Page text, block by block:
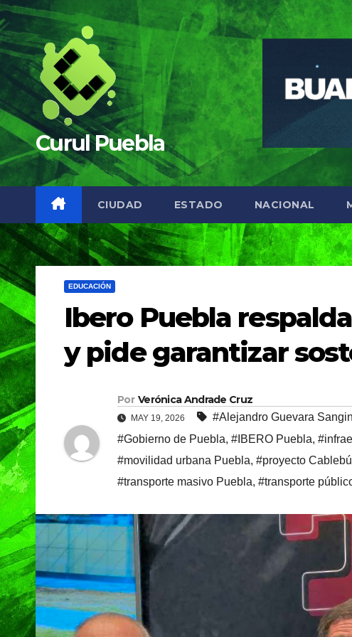
Saltar
al
contenido
Curul Puebla
CIUDAD ESTADO NACIONAL
EDUCACIÓN
Ibero Puebla
y pide garantizar
Por Verónica Andrade Cruz
MAY 19, 2026 #Alejandro Guevara
#Gobierno de Puebla, #IBERO Puebla,
#movilidad urbana Puebla, #proyecto
#transporte masivo Puebla, #transporte